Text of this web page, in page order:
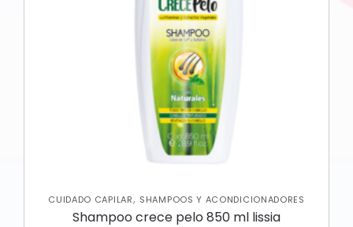
CUIDADO CAPILAR, SHAMPOOS Y ACONDICIONADORES
Shampoo crece pelo 850 ml lissia